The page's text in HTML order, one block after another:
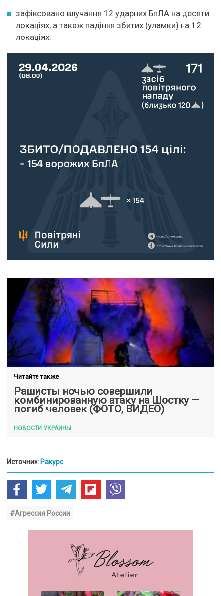
зафіксовано влучання 12 ударних БпЛА на десяти
локаціях, а також падіння збитих (уламки) на 12
локаціях.
Читайте также
Рашисты ночью совершили
комбинированную атаку на Шостку —
погиб человек (ФОТО, ВИДЕО)
НОВОСТИ УКРАИНЫ
Источник: Ракурс
#Агрессия России